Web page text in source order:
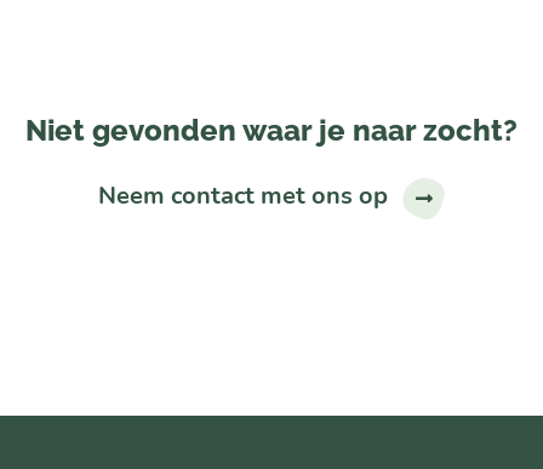
Niet gevonden waar je naar zocht?
Neem contact met ons op